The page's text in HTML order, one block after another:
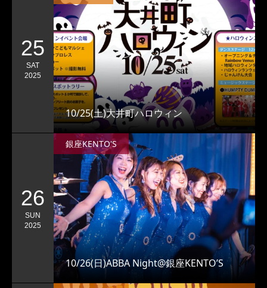
25
SAT
2025
10/25(土)大井町ハロウィン
26
SUN
2025
10/26(日)ABBA Night@銀座KENTO’S
銀座KENTO'S